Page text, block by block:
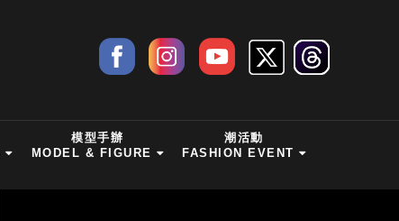
模型手辦
MODEL & FIGURE
潮活動
FASHION EVENT